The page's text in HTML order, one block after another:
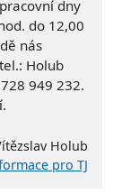
dny
do 12,00
nás
Holub
949 232.
Holub
pro TJ